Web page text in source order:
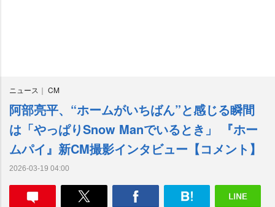
ニュース CM
阿部亮平、“ホームがいちばん”と感じる瞬間
は「やっぱりSnow Manでいるとき」 『ホー
ムパイ』新CM撮影インタビュー【コメント】
2026-03-19 04:00